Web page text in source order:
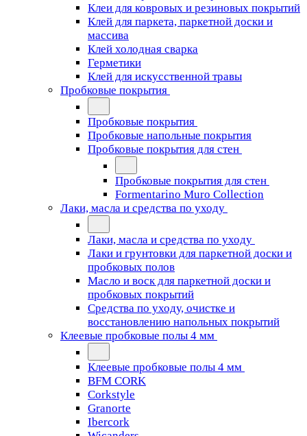
Клеи для ковровых и резиновых покрытий
Клей для паркета, паркетной доски и
массива
Клей холодная сварка
Герметики
Клей для искусственной травы
Пробковые покрытия
Пробковые покрытия
Пробковые напольные покрытия
Пробковые покрытия для стен
Пробковые покрытия для стен
Formentarino Muro Collection
Лаки, масла и средства по уходу
Лаки, масла и средства по уходу
Лаки и грунтовки для паркетной доски и
пробковых полов
Масло и воск для паркетной доски и
пробковых покрытий
Средства по уходу, очистке и
восстановлению напольных покрытий
Клеевые пробковые полы 4 мм
Клеевые пробковые полы 4 мм
BFM CORK
Corkstyle
Granorte
Ibercork